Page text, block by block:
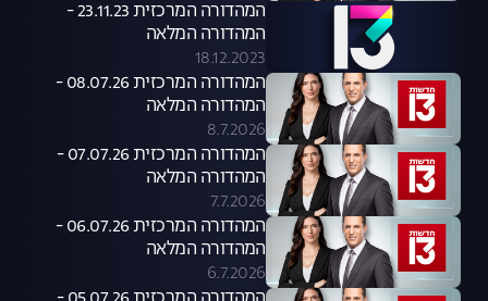
המהדורה המרכזית 23.11.23 -
המהדורה המלאה
18.12.2023
המהדורה המרכזית 08.07.26 -
המהדורה המלאה
8.7.2026
המהדורה המרכזית 07.07.26 -
המהדורה המלאה
7.7.2026
המהדורה המרכזית 06.07.26 -
המהדורה המלאה
6.7.2026